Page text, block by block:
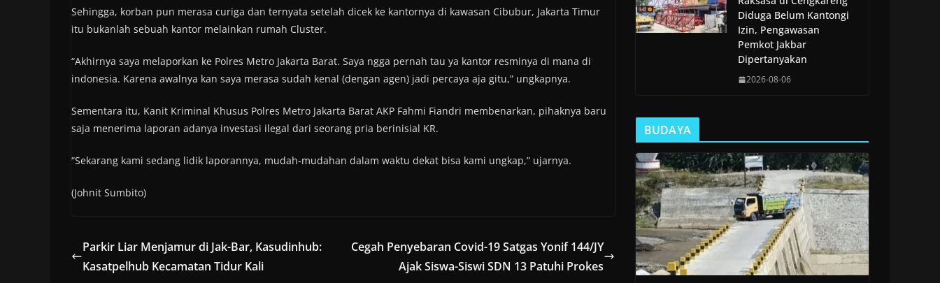
Sehingga, korban pun merasa curiga dan ternyata setelah dicek ke kantornya di kawasan Cibubur, Jakarta Timur
itu bukanlah sebuah kantor melainkan rumah Cluster.
“Akhirnya saya melaporkan ke Polres Metro Jakarta Barat. Saya ngga pernah tau ya kantor resminya di mana di
indonesia. Karena awalnya kan saya merasa sudah kenal (dengan agen) jadi percaya aja gitu,” ungkapnya.
Sementara itu, Kanit Kriminal Khusus Polres Metro Jakarta Barat AKP Fahmi Fiandri membenarkan, pihaknya baru
saja menerima laporan adanya investasi ilegal dari seorang pria berinisial KR.
“Sekarang kami sedang lidik laporannya, mudah-mudahan dalam waktu dekat bisa kami ungkap,” ujarnya.
(Johnit Sumbito)
Parkir Liar Menjamur di Jak-Bar, Kasudinhub:
Kasatpelhub Kecamatan Tidur Kali
Cegah Penyebaran Covid-19 Satgas Yonif 144/JY
Ajak Siswa-Siswi SDN 13 Patuhi Prokes
Diduga Belum Kantongi
Izin, Pengawasan
Pemkot Jakbar
Dipertanyakan
2026-08-06
BUDAYA